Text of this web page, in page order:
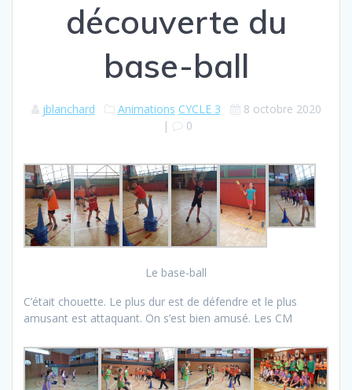
découverte du
base-ball
jblanchard Animations CYCLE 3
8 octobre 2020
|
0
Le base-ball
C’était chouette. Le plus dur est de défendre et le plus
amusant est attaquant. On s’est bien amusé. Les CM